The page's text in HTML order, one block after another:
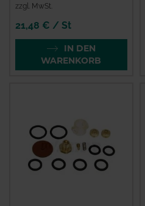
zzgl. MwSt.
21,48 € / St
IN DEN
WARENKORB